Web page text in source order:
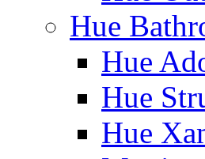
Hue
Hue
Hue
Hue